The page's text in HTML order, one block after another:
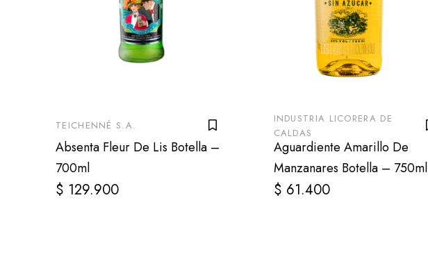
TEICHENNÉ S.A.
Absenta Fleur De Lis Botella –
700ml
$ 129.900
INDUSTRIA LICORERA DE
CALDAS
Aguardiente Amarillo De
Manzanares Botella – 750ml
$ 61.400